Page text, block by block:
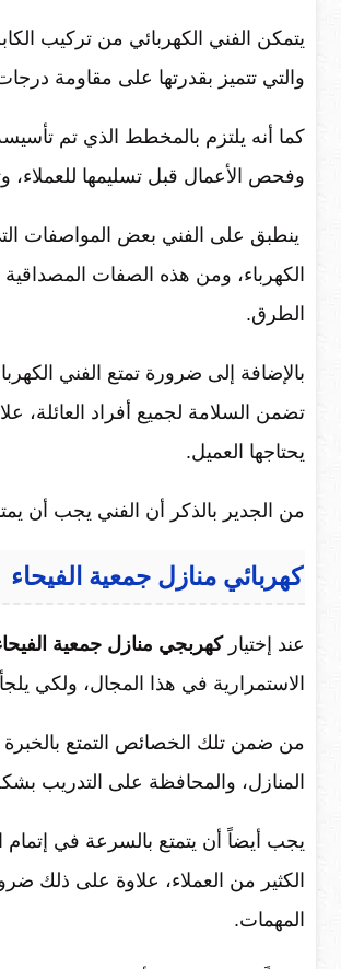
يتمكن الفني الكهربائي من تركيب
والتي تتميز بقدرتها على مقاومة
كما أنه يلتزم بالمخطط الذي تم
وفحص الأعمال قبل تسليمها للعملاء،
ينطبق على الفني بعض المواصفات
الكهرباء، ومن هذه الصفات
الطرق.
بالإضافة إلى ضرورة تمتع الفني
تضمن السلامة لجميع أفراد العائلة،
يحتاجها العميل.
من الجدير بالذكر أن الفني يجب أن
كهربائي منازل جمعية الفيحاء
عند إختياركهربجي منازل جمعية
الاستمرارية في هذا المجال، ولكي
من ضمن تلك الخصائص التمتع بالخبرة
المنازل، والمحافظة على التدريب
يجب أيضاً أن يتمتع بالسرعة في إتمام
الكثير من العملاء، علاوة على ذلك
المهمات.